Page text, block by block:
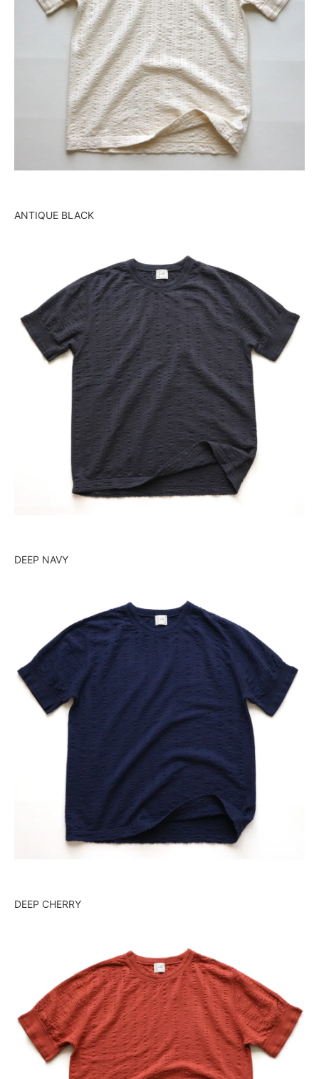
ANTIQUE BLACK
DEEP NAVY
DEEP CHERRY